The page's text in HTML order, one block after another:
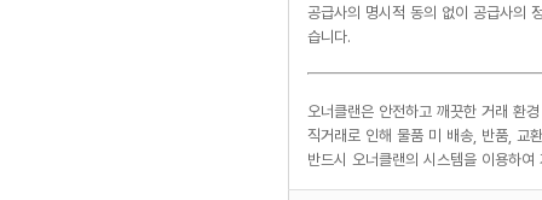
공급사의 명시적 동의 없이 공급사의
습니다.
오너클랜은 안전하고 깨끗한 거래 환
직거래로 인해 물품 미 배송, 반품, 교
반드시 오너클랜의 시스템을 이용하